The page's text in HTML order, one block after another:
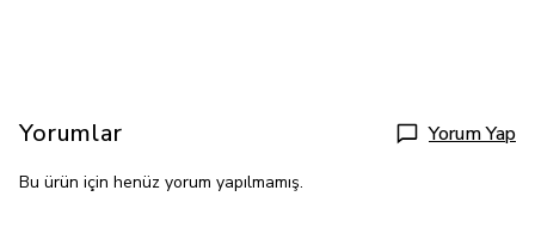
Yorumlar Yorum Yap
Bu ürün için henüz yorum yapılmamış.